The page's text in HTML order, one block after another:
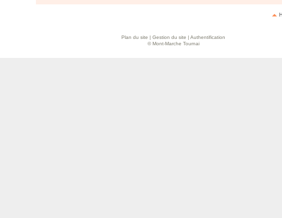
Plan du site | Gestion du site | Authentification
© Mont-Marche Tournai